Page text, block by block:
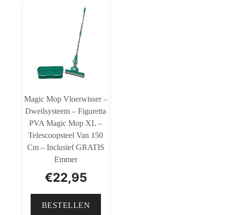
Magic Mop Vloerwisser –
Dweilsysteem – Figuretta
PVA Magic Mop XL –
Telescoopsteel Van 150
Cm – Inclusief GRATIS
Emmer
€22,95
BESTELLEN